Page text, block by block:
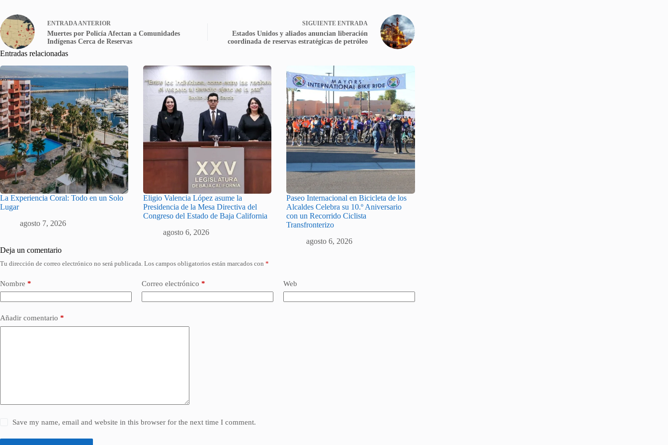
ENTRADA ANTERIOR
Muertes por Policía Afectan a Comunidades
Indígenas Cerca de Reservas
SIGUIENTE ENTRADA
Estados Unidos y aliados anuncian liberación
coordinada de reservas estratégicas de petróleo
Entradas relacionadas
La Experiencia Coral: Todo en un Solo
Lugar
agosto 7, 2026
Eligio Valencia López asume la
Presidencia de la Mesa Directiva del
Congreso del Estado de Baja California
agosto 6, 2026
Paseo Internacional en Bicicleta de los
Alcaldes Celebra su 10.º Aniversario
con un Recorrido Ciclista
Transfronterizo
agosto 6, 2026
Deja un comentario
Tu dirección de correo electrónico no será publicada. Los campos obligatorios están marcados con *
Nombre * Correo electrónico * Web
Añadir comentario *
Save my name, email and website in this browser for the next time I comment.